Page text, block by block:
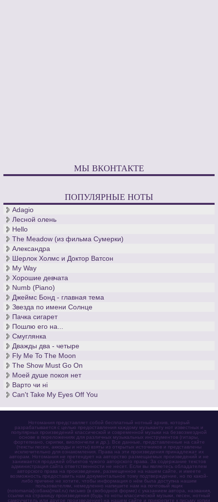
МЫ ВКОНТАКТЕ
ПОПУЛЯРНЫЕ НОТЫ
Adagio
Лесной олень
Hello
The Meadow (из фильма Сумерки)
Александра
Шерлок Холмс и Доктор Ватсон
My Way
Хорошие девчата
Numb (Piano)
Джеймс Бонд - главная тема
Звезда по имени Солнце
Пачка сигарет
Пошлю его на...
Смуглянка
Дважды два - четыре
Fly Me To The Moon
The Show Must Go On
Моей душе покоя нет
Варто чи нi
Can't Take My Eyes Off You
Нотомания представляет собой бесплатный нотный архив, который
разрабатывается с целью предоставления каждому музыканту нот известных и
популярных произведений классической и современной музыки на безвозмездной
основе в переложениях для различных музыкальных инструментов (гитары,
фортепиано, скрипки, виолончели и др.). Все данные, представленные на сайте
(тексты песен, аккорды и ноты) взяты из открытых источников и представлены
исключительно для ознакомления. Права на эти произведения принадлежат их
авторам. Нотомания не претендует на авторство размещаемых произведений и не
занимается продажей объектов чужого авторского права. За содержание текстов
администрация сайта ответственности не несет. Если вы являетесь обладателем
авторского права на произведение, размещенное на нашем сайте, и имеете
возможность предоставить нам документальное тому подтверждение, но по какой-
либо причине не хотите, чтобы информация о нём была доступна нашим
пользователям, немедленно напишите нам на почтовый ящик
(notomania[собака]mail.ru) письмо (в свободной форме) с указанием автора, названия,
ссылки на страницу произведения (будь то ноты классической музыки, песен, нотный
самоучитель или другое произведение) на нашем сайте и прикрепите к письму копии